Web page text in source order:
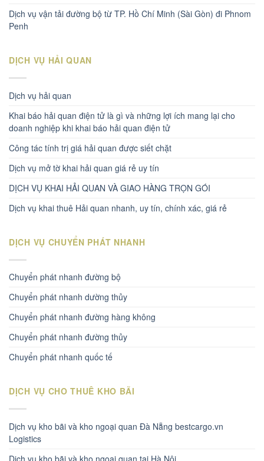
Dịch vụ vận tải đường bộ từ TP. Hồ Chí Minh (Sài Gòn) đi Phnom
Penh
DỊCH VỤ HẢI QUAN
Dịch vụ hải quan
Khai báo hải quan điện tử là gì và những lợi ích mang lại cho
doanh nghiệp khi khai báo hải quan điện tử
Công tác tính trị giá hải quan được siết chặt
Dịch vụ mở tờ khai hải quan giá rẻ uy tín
DỊCH VỤ KHAI HẢI QUAN VÀ GIAO HÀNG TRỌN GÓI
Dịch vụ khai thuê Hải quan nhanh, uy tín, chính xác, giá rẻ
DỊCH VỤ CHUYỂN PHÁT NHANH
Chuyển phát nhanh đường bộ
Chuyển phát nhanh dường thủy
Chuyển phát nhanh đường hàng không
Chuyển phát nhanh đường thủy
Chuyển phát nhanh quốc tế
DỊCH VỤ CHO THUÊ KHO BÃI
Dịch vụ kho bãi và kho ngoại quan Đà Nẵng bestcargo.vn
Logistics